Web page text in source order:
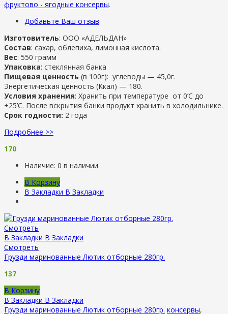
фруктово - ягодные консервы.
Добавьте Ваш отзыв
Изготовитель: ООО «АДЕЛЬДАН»
Состав: сахар, облепиха, лимонная кислота.
Вес: 550 грамм
Упаковка: стеклянная банка
Пищевая ценность (в 100г): углеводы — 45,0г.
Энергетическая ценность (Ккал) — 180.
Условия хранения: Хранить при температуре от 0’C до
+25’C. После вскрытия банки продукт хранить в холодильнике.
Срок годности: 2 года
Подробнее >>
170
Наличие: 0 в наличии
В Корзину
В Закладки В Закладки
Смотреть
В Закладки В Закладки
Смотреть
Грузди маринованные Лютик отборные 280гр.
137
В Корзину
В Закладки В Закладки
Грузди маринованные Лютик отборные 280гр. консервы,